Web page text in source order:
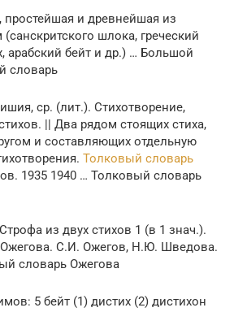
простейшая и древнейшая из
шлока, греческий
арабский бейт и др.) … Большой
словарь
ср. (лит.). Стихотворение,
|| Два рядом стоящих стиха,
и составляющих отдельную
Толковый словарь
1935 1940 … Толковый словарь
из двух стихов 1 (в 1 знач.).
С.И. Ожегов, Н.Ю. Шведова.
словарь Ожегова
5 бейт (1) дистих (2) дистихон